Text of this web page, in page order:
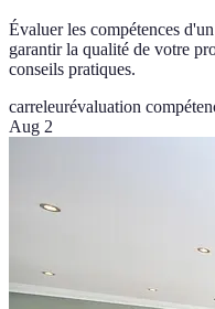
Évaluer les compétences
garantir la qualité de votre
conseils pratiques.
carreleurévaluation
Aug 2